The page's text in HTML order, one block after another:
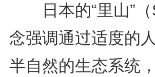
日本的“里山”（
念强调通过适度的
半自然的生态系统